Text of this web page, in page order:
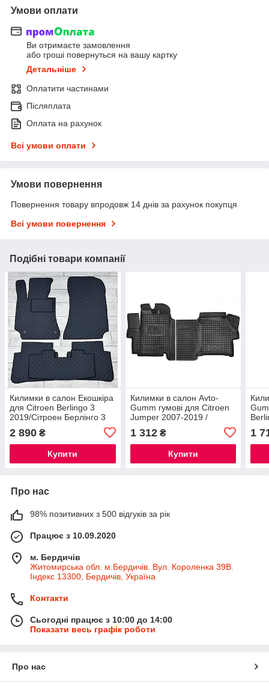
Умови оплати
Ви отримаєте замовлення
або гроші повернуться на вашу картку
Детальніше
Оплатити частинами
Післяплата
Оплата на рахунок
Всі умови оплати
Умови повернення
Повернення товару впродовж 14 днів за рахунок покупця
Всі умови повернення
Подібні товари компанії
Килимки в салон Екошкіра
для Citroen Berlingo 3
2019/Сітроен Берлінго 3
2019+ ( с подлокотником )
2 890 ₴
Купити
Килимки в салон Avto-
Gumm гумові для Citroen
Jumper 2007-2019 /
1 312₴
Купити
1
Про нас
98% позитивних з 500 відгуків за рік
Працює з 10.09.2020
м. Бердичів
Житомирська обл. м.Бердичів. Вул. Короленка 39В.
Індекс 13300, Бердичів, Україна
Контакти
Сьогодні працює з 10:00 до 14:00
Показати весь графік роботи
Про нас